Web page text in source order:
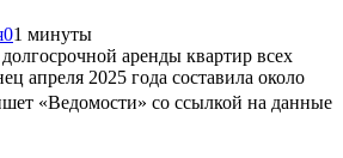
01 минуты
аренды квартир всех
апреля 2025 года составила около
«Ведомости» со ссылкой на данные